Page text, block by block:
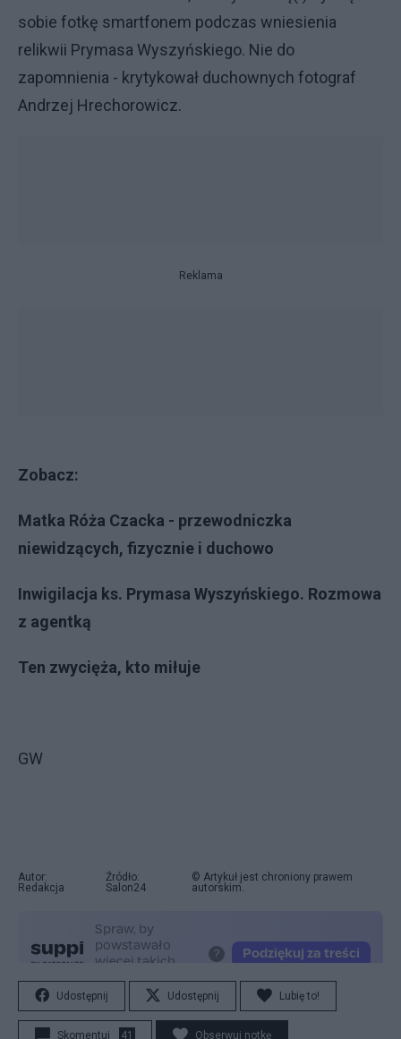
sobie fotkę smartfonem podczas wniesienia
relikwii Prymasa Wyszyńskiego. Nie do
zapomnienia - krytykował duchownych fotograf
Andrzej Hrechorowicz.
Reklama
Zobacz:
Matka Róża Czacka - przewodniczka
niewidzących, fizycznie i duchowo
Inwigilacja ks. Prymasa Wyszyńskiego. Rozmowa
z agentką
Ten zwycięża, kto miłuje
GW
Autor:
Redakcja
Źródło:
Salon24
© Artykuł jest chroniony prawem
autorskim.
Udostępnij Udostępnij Lubię to!
Skomentuj 41 Obserwuj notkę